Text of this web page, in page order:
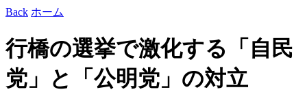
Back ホーム
行橋の選挙で激化する「自民
党」と「公明党」の対立